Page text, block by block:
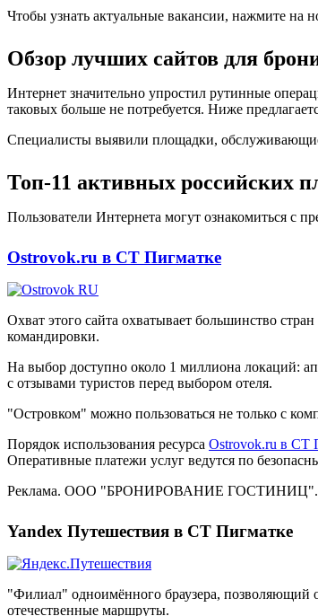
Чтобы узнать актуальные вакансии, нажмите на
Обзор лучших сайтов для
Интернет значительно упростил рутинные
таковых больше не потребуется. Ниже
Специалисты выявили площадки, обслуживающие
Топ-11 активных российских
Пользователи Интернета могут ознакомиться с
Ostrovok.ru в СТ Пигматке
Охват этого сайта охватывает большинство
командировки.
На выбор доступно около 1 миллиона локаций:
с отзывами туристов перед выбором отеля.
"Островком" можно пользоваться не только с
Порядок использования ресурса Ostrovok.ru в СТ
Оперативные платежи услуг ведутся по
Реклама. ООО "БРОНИРОВАНИЕ ГОСТИНИЦ".
Yandex Путешествия в СТ Пигматке
"Филиал" одноимённого браузера, позволяющий
отечественные маршруты.